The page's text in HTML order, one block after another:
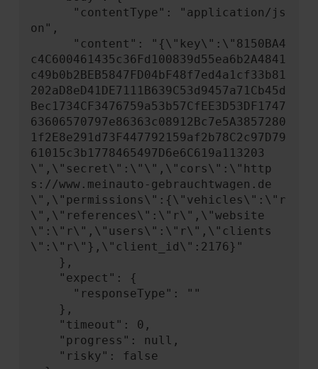
on",
c4C600461435c36Fd100839d55ea6b2A4841
c49b0b2BEB5847FD04bF48f7ed4a1cf33b81
202aD8eD41DE7111B639C53d9457a71Cb45d
Bec1734CF3476759a53b57CfEE3D53DF1747
63606570797e86363c08912Bc7e5A3857280
1f2E8e291d73F447792159af2b78C2c97D79
61015c3b1778465497D6e6C619a113203
\",\"secret\":\"\",\"cors\":\"http
s://www.meinauto-gebrauchtwagen.de
\",\"permissions\":{\"vehicles\":\"r
\",\"references\":\"r\",\"website
\":\"r\",\"users\":\"r\",\"clients
\":\"r\"},\"client_id\":2176}"